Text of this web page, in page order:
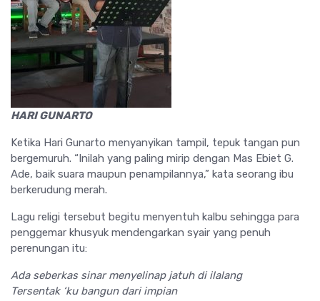
HARI GUNARTO
Ketika Hari Gunarto menyanyikan tampil, tepuk tangan pun
bergemuruh. “Inilah yang paling mirip dengan Mas Ebiet G.
Ade, baik suara maupun penampilannya,” kata seorang ibu
berkerudung merah.
Lagu religi tersebut begitu menyentuh kalbu sehingga para
penggemar khusyuk mendengarkan syair yang penuh
perenungan itu:
Ada seberkas sinar menyelinap jatuh di ilalang
Tersentak ‘ku bangun dari impian